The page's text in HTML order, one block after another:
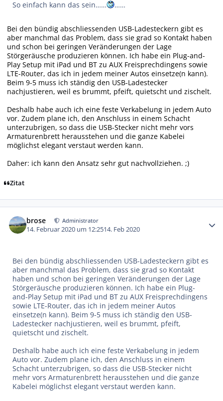
So einfach kann das sein…… ……
Bei den bündig abschliessenden USB-Ladesteckern gibt es
aber manchmal das Problem, dass sie grad so Kontakt haben
und schon bei geringen Veränderungen der Lage
Störgeräusche produzieren können. Ich habe ein Plug-and-
Play Setup mit iPad und BT zu AUX Freisprechdingens sowie
LTE-Router, das ich in jedem meiner Autos einsetze(n kann).
Beim 9-5 muss ich ständig den USB-Ladestecker
nachjustieren, weil es brummt, pfeift, quietscht und zischelt.
Deshalb habe auch ich eine feste Verkabelung in jedem Auto
vor. Zudem plane ich, den Anschluss in einem Schacht
unterzubrigen, so dass die USB-Stecker nicht mehr vors
Armaturenbrett herausstehen und die ganze Kabelei
möglichst elegant verstaut werden kann.
Daher: ich kann den Ansatz sehr gut nachvollziehen. ;)
Zitat
brose Administrator
14. Februar 2020 um 12:2514. Feb 2020
Bei den bündig abschliessenden USB-Ladesteckern gibt es
aber manchmal das Problem, dass sie grad so Kontakt
haben und schon bei geringen Veränderungen der Lage
Störgeräusche produzieren können. Ich habe ein Plug-
and-Play Setup mit iPad und BT zu AUX Freisprechdingens
sowie LTE-Router, das ich in jedem meiner Autos
einsetze(n kann). Beim 9-5 muss ich ständig den USB-
Ladestecker nachjustieren, weil es brummt, pfeift,
quietscht und zischelt.
Deshalb habe auch ich eine feste Verkabelung in jedem
Auto vor. Zudem plane ich, den Anschluss in einem
Schacht unterzubrigen, so dass die USB-Stecker nicht
mehr vors Armaturenbrett herausstehen und die ganze
Kabelei möglichst elegant verstaut werden kann.